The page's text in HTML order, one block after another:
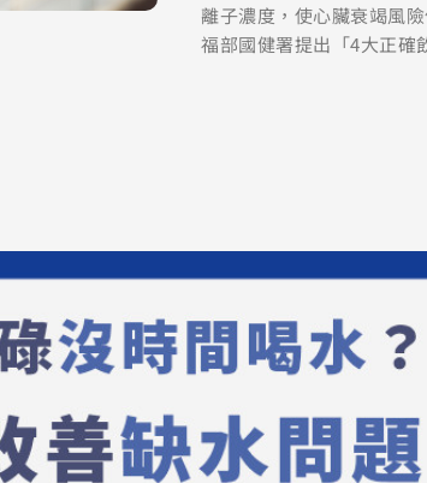
離子濃度，使心臟衰竭風
福部國健署提出「4大正確